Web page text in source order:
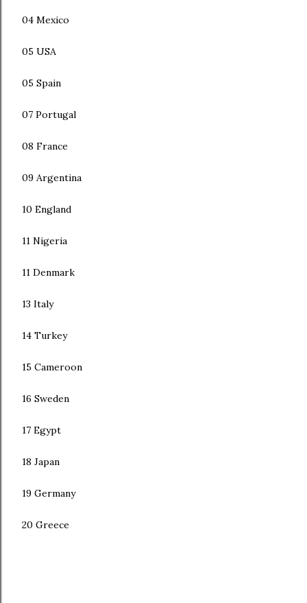
04 Mexico
05 USA
05 Spain
07 Portugal
08 France
09 Argentina
10 England
11 Nigeria
11 Denmark
13 Italy
14 Turkey
15 Cameroon
16 Sweden
17 Egypt
18 Japan
19 Germany
20 Greece